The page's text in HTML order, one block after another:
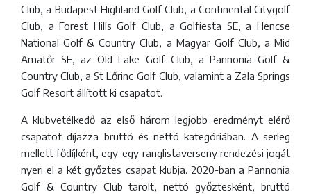
Club, a Budapest Highland Golf Club, a Continental Citygolf
Club, a Forest Hills Golf Club, a Golfiesta SE, a Hencse
National Golf & Country Club, a Magyar Golf Club, a Mid
Amatőr SE, az Old Lake Golf Club, a Pannonia Golf &
Country Club, a St Lőrinc Golf Club, valamint a Zala Springs
Golf Resort állított ki csapatot.
A klubvetélkedő az első három legjobb eredményt elérő
csapatot díjazza bruttó és nettó kategóriában. A serleg
mellett fődíjként, egy-egy ranglistaverseny rendezési jogát
nyeri el a két győztes csapat klubja. 2020-ban a Pannonia
Golf & Country Club tarolt, nettó győztesként, bruttó